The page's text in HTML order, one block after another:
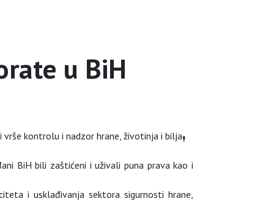
u BiH
kontrolu i nadzor hrane, životinja i bilja
BiH bili zaštićeni i uživali puna prava kao i
i usklađivanja sektora sigurnosti hrane,